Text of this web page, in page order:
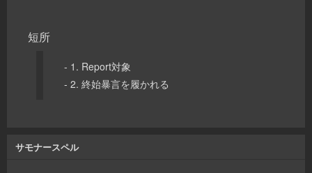
短所
- 1. Report対象
- 2. 終始暴言を履かれる
サモナースペル